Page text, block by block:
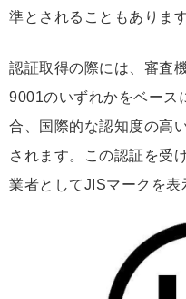
準とされることもあります
認証取得の際には、審査
9001のいずれかをベース
合、国際的な認知度の高
されます。この認証を受
業者としてJISマークを表